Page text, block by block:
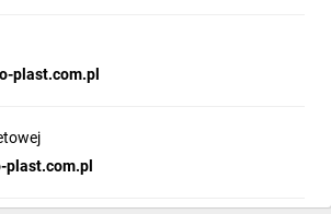
plast.com.pl
plast.com.pl